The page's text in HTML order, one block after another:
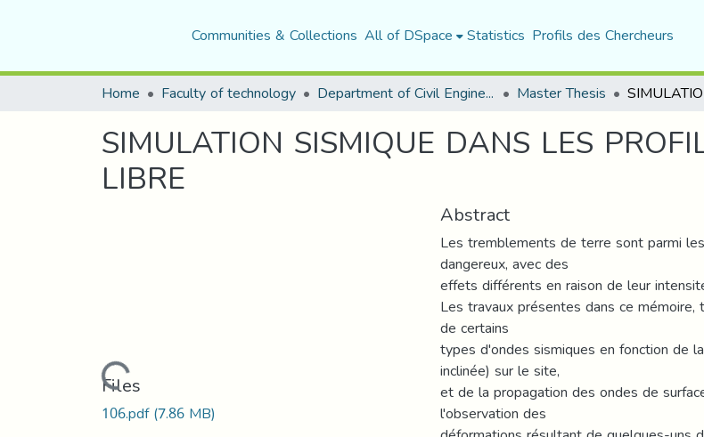
Communities & Collections All of DSpace Statistics Profils des Chercheurs
Home Faculty of technology Department of Civil Engineering Master Thesis
SIMULATION SISMIQUE DANS LES
LIBRE
Loading...
Files
106.pdf(7.86 MB)
Abstract
Les tremblements de terre sont parmi
dangereux, avec des
effets différents en raison de leur
Les travaux présentes dans ce
de certains
types d'ondes sismiques en fonction de
inclinée) sur le site,
et de la propagation des ondes de
l'observation des